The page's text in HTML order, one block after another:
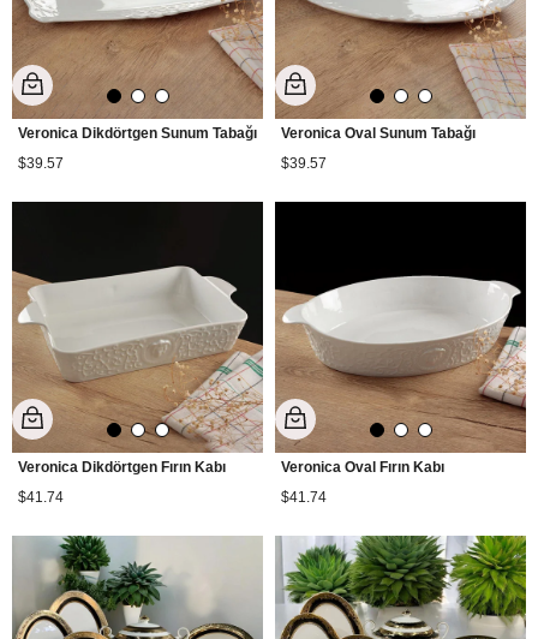
Veronica Dikdörtgen Sunum Tabağı
$39.57
Veronica Oval Sunum Tabağı
$39.57
Veronica Dikdörtgen Fırın Kabı
$41.74
Veronica Oval Fırın Kabı
$41.74